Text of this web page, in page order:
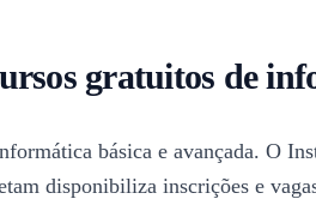
gratuitos de
básica e avançada. O
disponibiliza inscrições e